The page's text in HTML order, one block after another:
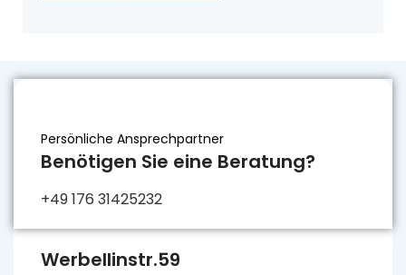
Persönliche Ansprechpartner
Benötigen Sie eine Beratung?
+49 176 31425232
Werbellinstr.59